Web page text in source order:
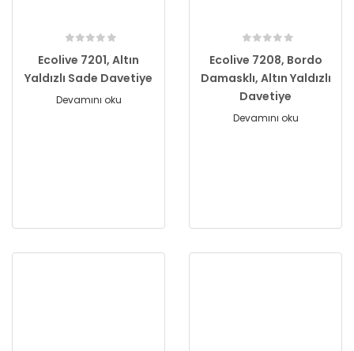
Ecolive 7201, Altın
Yaldızlı Sade Davetiye
Devamını oku
Ecolive 7208, Bordo
Damasklı, Altın Yaldızlı
Davetiye
Devamını oku